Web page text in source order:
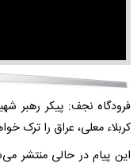
فرودگاه نجف: پیکر رهبر
کربلاء معلی، عراق را ترک
این پیام در حالی منتشر